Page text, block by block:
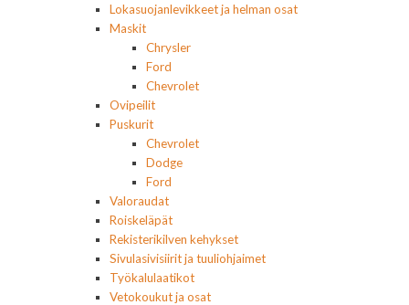
Lokasuojanlevikkeet ja helman osat
Maskit
Chrysler
Ford
Chevrolet
Ovipeilit
Puskurit
Chevrolet
Dodge
Ford
Valoraudat
Roiskeläpät
Rekisterikilven kehykset
Sivulasivisiirit ja tuuliohjaimet
Työkalulaatikot
Vetokoukut ja osat